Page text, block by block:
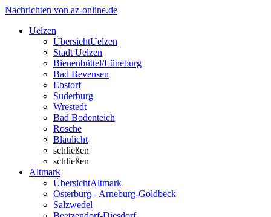
Nachrichten von az-online.de
Uelzen
ÜbersichtUelzen
Stadt Uelzen
Bienenbüttel/Lüneburg
Bad Bevensen
Ebstorf
Suderburg
Wrestedt
Bad Bodenteich
Rosche
Blaulicht
schließen
schließen
Altmark
ÜbersichtAltmark
Osterburg - Arneburg-Goldbeck
Salzwedel